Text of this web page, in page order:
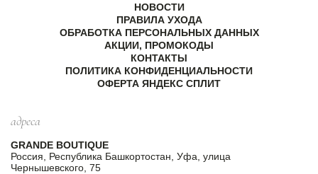
НОВОСТИ
ПРАВИЛА УХОДА
ОБРАБОТКА ПЕРСОНАЛЬНЫХ ДАННЫХ
АКЦИИ, ПРОМОКОДЫ
КОНТАКТЫ
ПОЛИТИКА КОНФИДЕНЦИАЛЬНОСТИ
ОФЕРТА ЯНДЕКС СПЛИТ
адреса
GRANDE BOUTIQUE
Россия, Республика Башкортостан, Уфа, улица
Чернышевского, 75